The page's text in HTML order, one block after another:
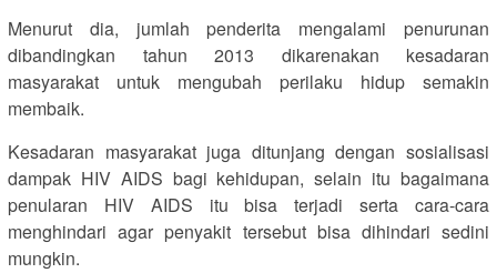
Menurut dia, jumlah penderita mengalami penurunan
dibandingkan tahun 2013 dikarenakan kesadaran
masyarakat untuk mengubah perilaku hidup semakin
membaik.
Kesadaran masyarakat juga ditunjang dengan sosialisasi
dampak HIV AIDS bagi kehidupan, selain itu bagaimana
penularan HIV AIDS itu bisa terjadi serta cara-cara
menghindari agar penyakit tersebut bisa dihindari sedini
mungkin.